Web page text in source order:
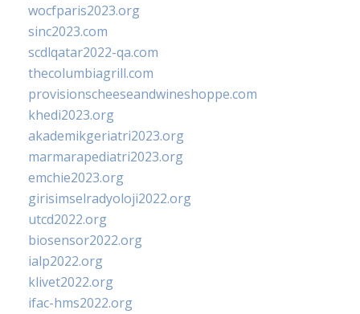
wocfparis2023.org
sinc2023.com
scdlqatar2022-qa.com
thecolumbiagrill.com
provisionscheeseandwineshoppe.com
khedi2023.org
akademikgeriatri2023.org
marmarapediatri2023.org
emchie2023.org
girisimselradyoloji2022.org
utcd2022.org
biosensor2022.org
ialp2022.org
klivet2022.org
ifac-hms2022.org